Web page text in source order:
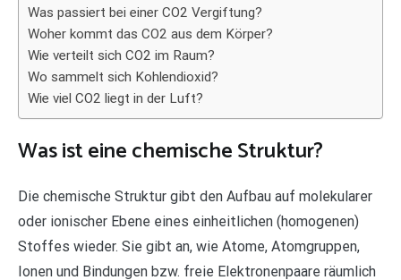
Was passiert bei einer CO2 Vergiftung?
Woher kommt das CO2 aus dem Körper?
Wie verteilt sich CO2 im Raum?
Wo sammelt sich Kohlendioxid?
Wie viel CO2 liegt in der Luft?
Was ist eine chemische Struktur?
Die chemische Struktur gibt den Aufbau auf molekularer
oder ionischer Ebene eines einheitlichen (homogenen)
Stoffes wieder. Sie gibt an, wie Atome, Atomgruppen,
Ionen und Bindungen bzw. freie Elektronenpaare räumlich